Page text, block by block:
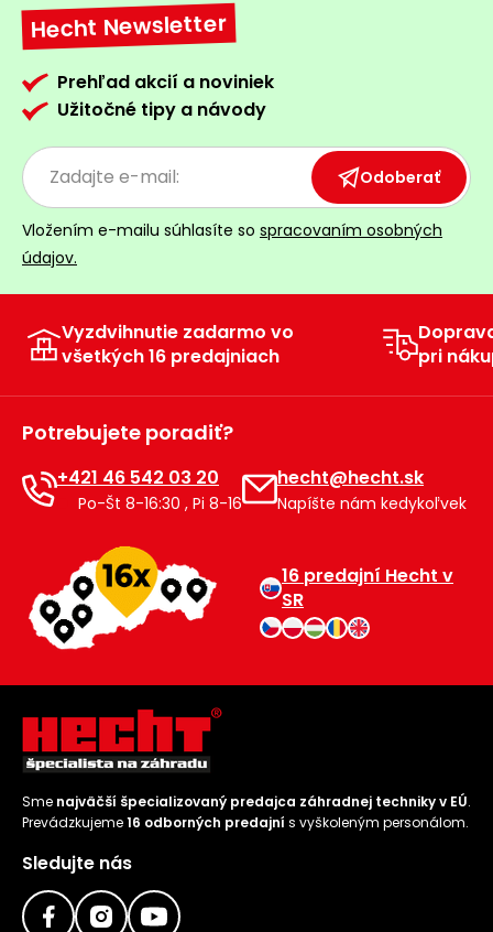
Hecht Newsletter
Prehľad akcií a noviniek
Užitočné tipy a návody
Odoberať
Vložením e-mailu súhlasíte so spracovaním osobných
údajov.
Vyzdvihnutie zadarmo vo
všetkých 16 predajniach
pri
Potrebujete poradiť?
+421 46 542 03 20
Po-Št 8-16:30 , Pi 8-16
hecht@hecht.sk
Napíšte nám kedykoľvek
16 predajní Hecht v
SR
Sme najväčší špecializovaný predajca záhradnej techniky v EÚ.
Prevádzkujeme16 odborných predajní s vyškoleným personálom.
Sledujte nás